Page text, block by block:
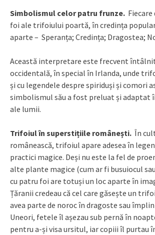
Simbolismul celor patru frunze.
foi ale trifoiului poartă, în credința
aparte – Speranța; Credința; Dragostea;
Această interpretare este frecvent
occidentală, în special în Irlanda, unde
și cu legendele despre spiriduși și comori
simbolismul său a fost preluat și adaptat
ale lumii.
Trifoiul în superstițiile românești. În
românească, trifoiul apare adesea în
practici magice. Deși nu este la fel de
alte plante magice (cum ar fi busuiocul
cu patru foi are totuși un loc aparte în
Țăranii credeau că cel care găsește un
avea parte de noroc în dragoste sau
Uneori, fetele îl așezau sub pernă în
pentru a-și visa ursitul, iar copiii îl purtau